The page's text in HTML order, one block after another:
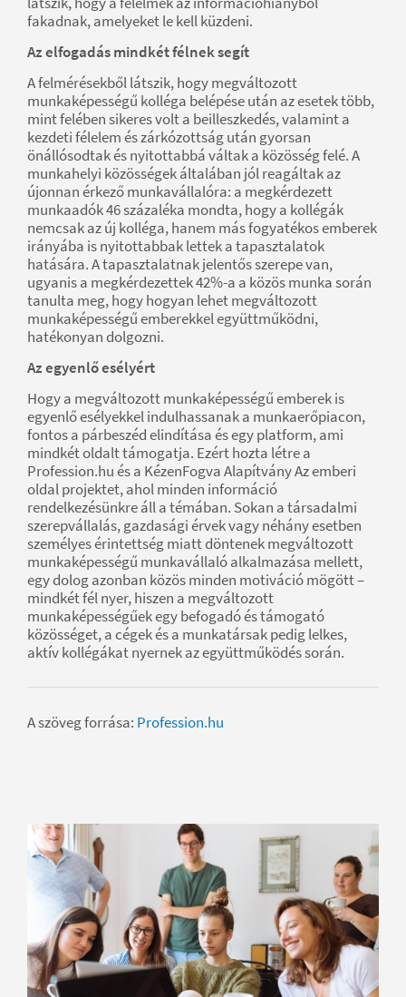
fakadnak, amelyeket le kell küzdeni.
Az elfogadás mindkét félnek segít
A felmérésekből látszik, hogy megváltozott
munkaképességű kolléga belépése után az esetek több,
mint felében sikeres volt a beilleszkedés, valamint a
kezdeti félelem és zárkózottság után gyorsan
önállósodtak és nyitottabbá váltak a közösség felé. A
munkahelyi közösségek általában jól reagáltak az
újonnan érkező munkavállalóra: a megkérdezett
munkaadók 46 százaléka mondta, hogy a kollégák
nemcsak az új kolléga, hanem más fogyatékos emberek
irányába is nyitottabbak lettek a tapasztalatok
hatására. A tapasztalatnak jelentős szerepe van,
ugyanis a megkérdezettek 42%-a a közös munka során
tanulta meg, hogy hogyan lehet megváltozott
munkaképességű emberekkel együttműködni,
hatékonyan dolgozni.
Az egyenlő esélyért
Hogy a megváltozott munkaképességű emberek is
egyenlő esélyekkel indulhassanak a munkaerőpiacon,
fontos a párbeszéd elindítása és egy platform, ami
mindkét oldalt támogatja. Ezért hozta létre a
Profession.hu és a KézenFogva Alapítvány Az emberi
oldal projektet, ahol minden információ
rendelkezésünkre áll a témában. Sokan a társadalmi
szerepvállalás, gazdasági érvek vagy néhány esetben
személyes érintettség miatt döntenek megváltozott
munkaképességű munkavállaló alkalmazása mellett,
egy dolog azonban közös minden motiváció mögött –
mindkét fél nyer, hiszen a megváltozott
munkaképességűek egy befogadó és támogató
közösséget, a cégek és a munkatársak pedig lelkes,
aktív kollégákat nyernek az együttműködés során.
A szöveg forrása: Profession.hu